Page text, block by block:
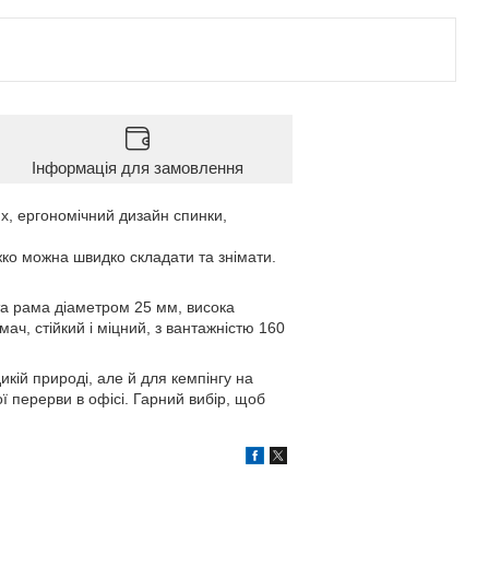
Інформація для замовлення
ергономічний дизайн спинки,
можна швидко складати та знімати.
рама діаметром 25 мм, висока
стійкий і міцний, з вантажністю 160
природі, але й для кемпінгу на
перерви в офісі. Гарний вибір, щоб